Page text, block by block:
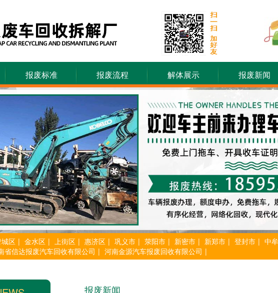
报废标准 报废流程 解体展示 报废新闻
区 | 金水区 | 上街区 | 惠济区 | 巩义市 | 荥阳市 | 新密市 | 新郑市 | 登封市 | 中
省信达报废汽车回收有限公司 | 河南金源汽车报废回收有限公司 |
报废新闻